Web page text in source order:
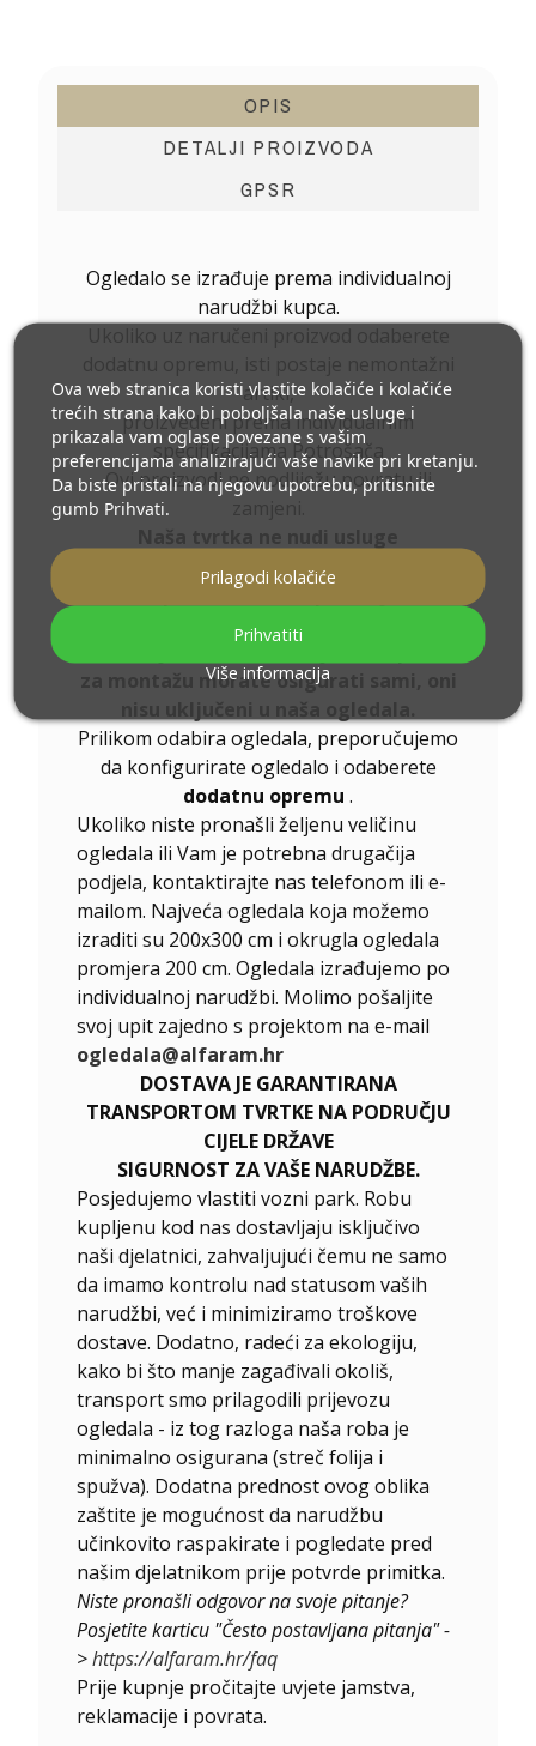
OPIS
DETALJI PROIZVODA
GPSR
Ogledalo se izrađuje prema individualnoj
narudžbi kupca.
artikl,
proizvedeni prema individualnim
specifikacijama Potrošača
Ovi proizvodi ne podliježu povratu ili
postavljanja ogledala za kupce. Mi
samo proizvodimo i isporučujemo
ogledala. Budući da se ogledala
za montažu morate osigurati sami, oni
Prilikom odabira ogledala, preporučujemo
da konfigurirate ogledalo i odaberete
dodatnu opremu .
Ukoliko niste pronašli željenu veličinu
ogledala ili Vam je potrebna drugačija
podjela, kontaktirajte nas telefonom ili e-
mailom. Najveća ogledala koja možemo
izraditi su 200x300 cm i okrugla ogledala
promjera 200 cm. Ogledala izrađujemo po
individualnoj narudžbi. Molimo pošaljite
svoj upit zajedno s projektom na e-mail
ogledala@alfaram.hr
DOSTAVA JE GARANTIRANA
TRANSPORTOM TVRTKE NA PODRUČJU
CIJELE DRŽAVE
SIGURNOST ZA VAŠE NARUDŽBE.
Posjedujemo vlastiti vozni park. Robu
kupljenu kod nas dostavljaju isključivo
naši djelatnici, zahvaljujući čemu ne samo
da imamo kontrolu nad statusom vaših
narudžbi, već i minimiziramo troškove
dostave. Dodatno, radeći za ekologiju,
kako bi što manje zagađivali okoliš,
transport smo prilagodili prijevozu
ogledala - iz tog razloga naša roba je
minimalno osigurana (streč folija i
spužva). Dodatna prednost ovog oblika
zaštite je mogućnost da narudžbu
učinkovito raspakirate i pogledate pred
našim djelatnikom prije potvrde primitka.
Niste pronašli odgovor na svoje pitanje?
Posjetite karticu "Često postavljana pitanja" -
>https://alfaram.hr/faq
Prije kupnje pročitajte uvjete jamstva,
reklamacije i povrata.
Ova web stranica koristi vlastite kolačiće i kolačiće
trećih strana kako bi poboljšala naše usluge i
prikazala vam oglase povezane s vašim
preferencijama analizirajući vaše navike pri kretanju.
Da biste pristali na njegovu upotrebu, pritisnite
gumb Prihvati.
Više informacija
Prilagodi kolačiće
Prihvatiti